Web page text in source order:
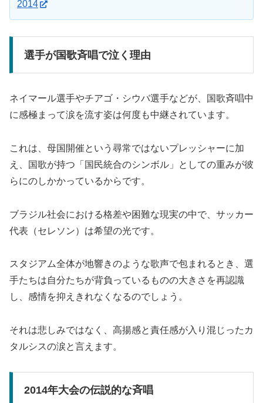
2014
選手が国歌斉唱で泣く理由
ネイマール選手やチアゴ・シウバ選手などが、国歌斉唱中
に感極まって涙を流す姿は何度も中継されています。
これは、母国開催という尋常ではないプレッシャーに加
え、国歌が持つ「国民統合のシンボル」としての重みが彼
らにのしかかっているからです。
ブラジル社会における格差や困難な現実の中で、サッカー
代表（セレソン）は希望の光です。
スタジアム全体が地響きのような歌声で包まれるとき、選
手たちは自分たちが背負っているものの大きさを再認識
し、感情を抑えきれなくなるのでしょう。
それは悲しみではなく、高揚感と責任感が入り混じったカ
タルシスの涙と言えます。
2014年大会の伝説的な斉唱